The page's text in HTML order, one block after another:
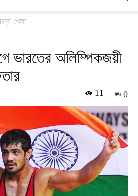
খেলা
ভারতের অলিম্পিকজয়ী
0
11